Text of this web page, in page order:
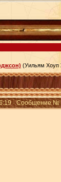
(Уильям Хоуп
· Сообщение №